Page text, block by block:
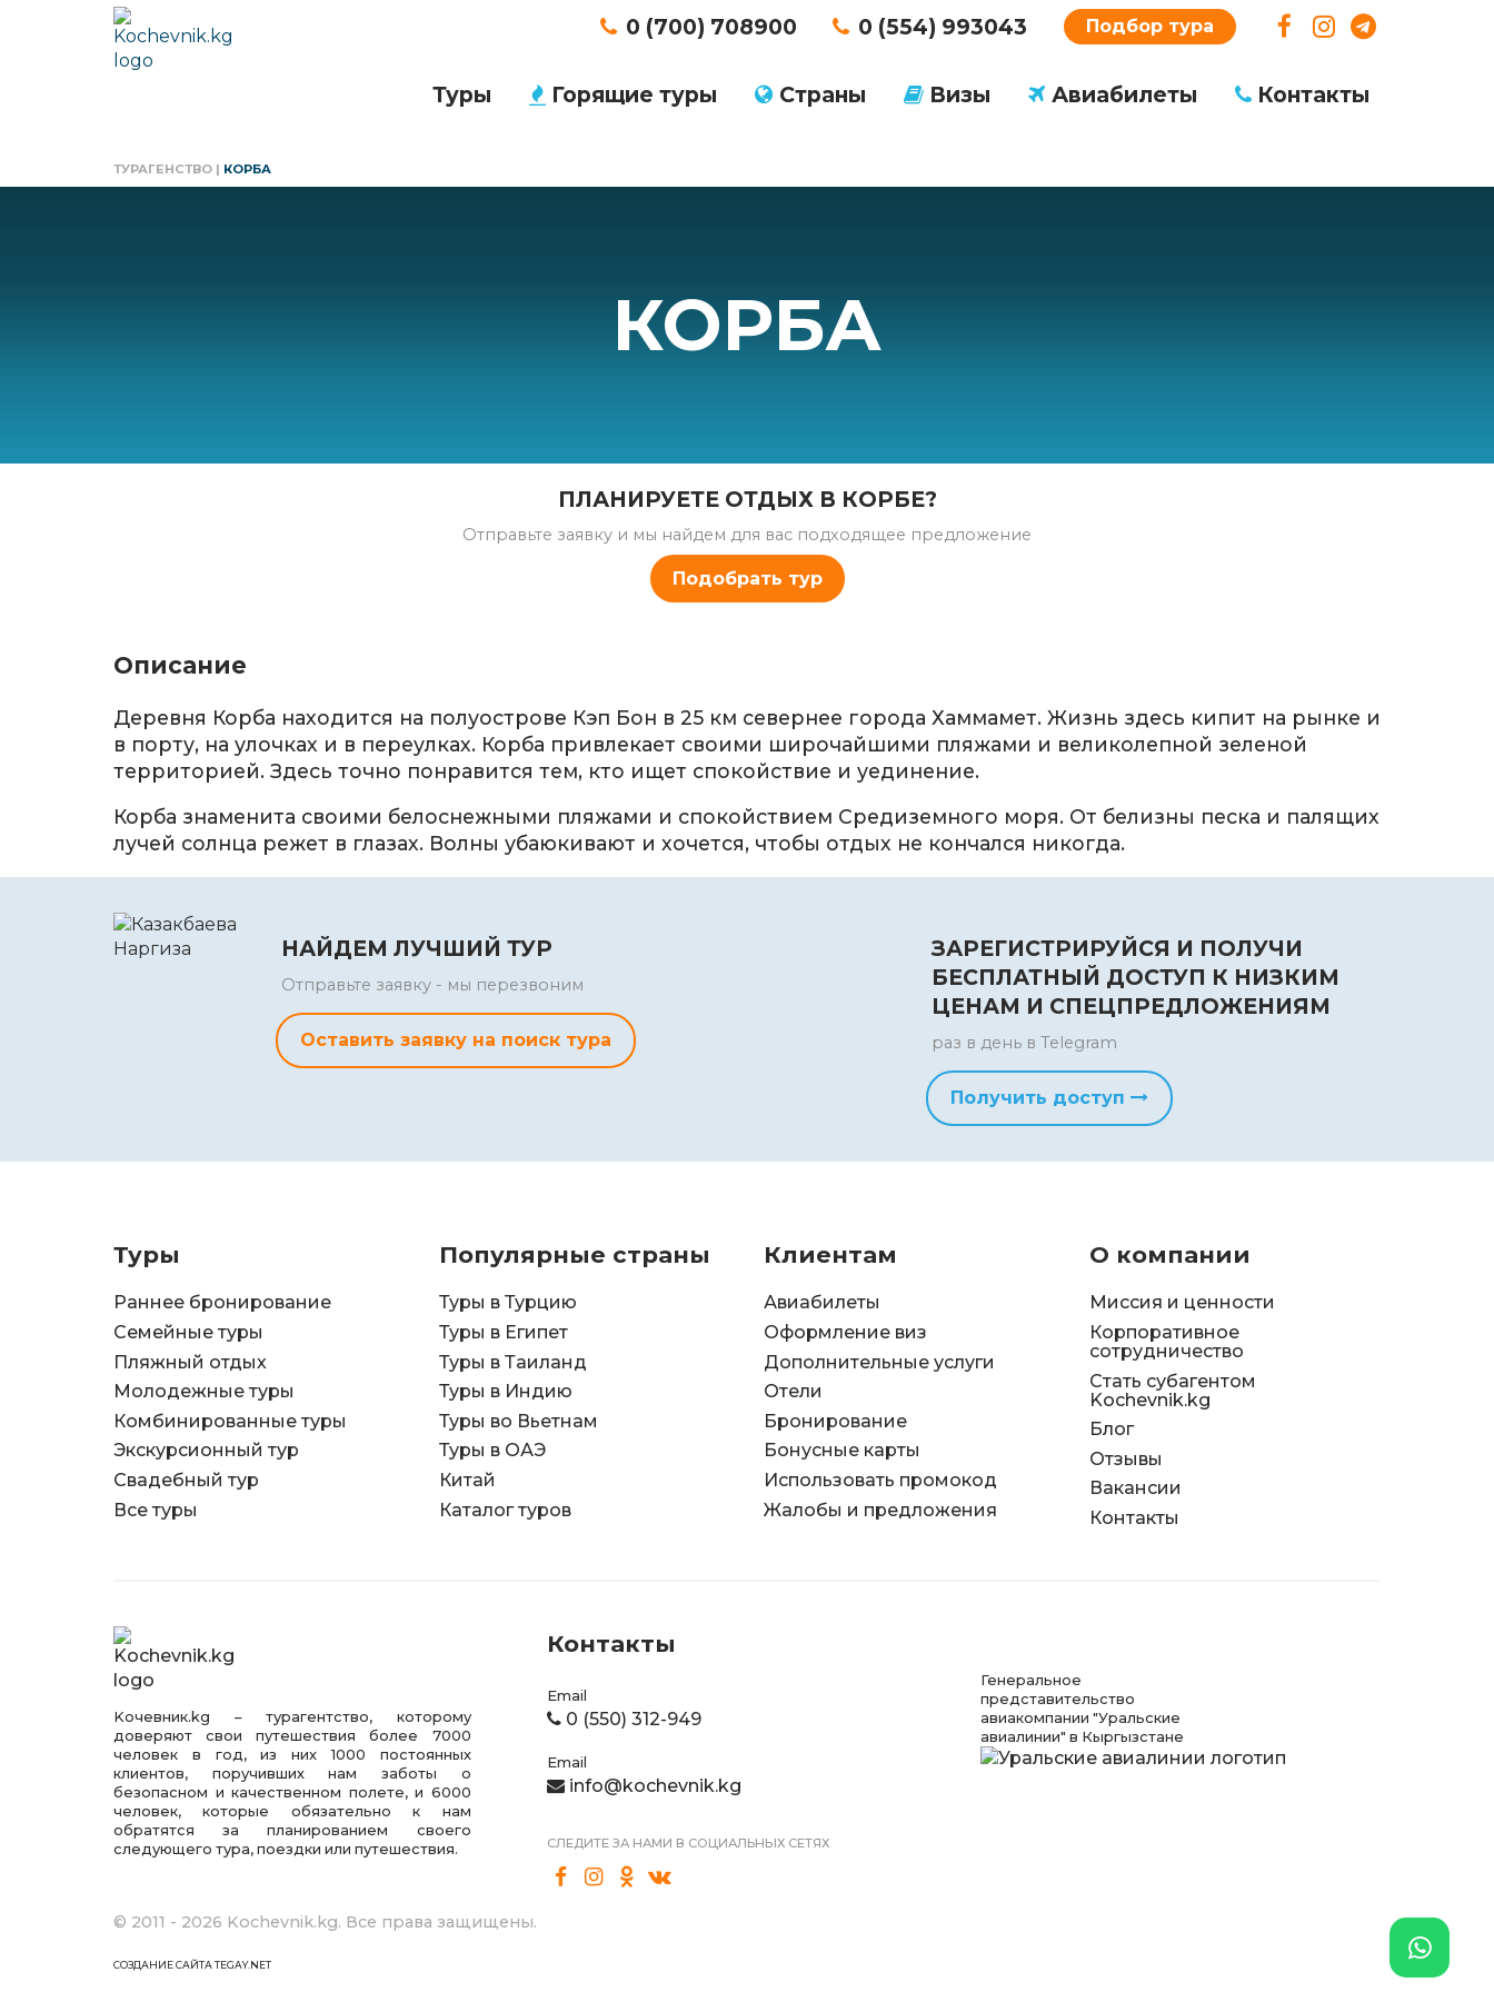
0 (700) 708900 0 (554) 993043 Подбор тура
Туры Горящие туры Страны Визы Авиабилеты Контакты
ТУРАГЕНСТВО | КОРБА
КОРБА
ПЛАНИРУЕТЕ ОТДЫХ В КОРБЕ?
Отправьте заявку и мы найдем для вас подходящее предложение
Подобрать тур
Описание
Деревня Корба находится на полуострове Кэп Бон в 25 км севернее города Хаммамет. Жизнь здесь кипит на рынке и
в порту, на улочках и в переулках. Корба привлекает своими широчайшими пляжами и великолепной зеленой
территорией. Здесь точно понравится тем, кто ищет спокойствие и уединение.
Корба знаменита своими белоснежными пляжами и спокойствием Средиземного моря. От белизны песка и палящих
лучей солнца режет в глазах. Волны убаюкивают и хочется, чтобы отдых не кончался никогда.
НАЙДЕМ ЛУЧШИЙ ТУР
Отправьте заявку - мы перезвоним
Оставить заявку на поиск тура
ЗАРЕГИСТРИРУЙСЯ И ПОЛУЧИ
БЕСПЛАТНЫЙ ДОСТУП К НИЗКИМ
ЦЕНАМ И СПЕЦПРЕДЛОЖЕНИЯМ
раз в день в Telegram
Получить доступ
Туры
Раннее бронирование
Семейные туры
Пляжный отдых
Молодежные туры
Комбинированные туры
Экскурсионный тур
Свадебный тур
Все туры
Популярные страны
Туры в Турцию
Туры в Египет
Туры в Таиланд
Туры в Индию
Туры во Вьетнам
Туры в ОАЭ
Китай
Каталог туров
Клиентам
Авиабилеты
Оформление виз
Дополнительные услуги
Отели
Бронирование
Бонусные карты
Использовать промокод
Жалобы и предложения
О компании
Миссия и ценности
Корпоративное
сотрудничество
Стать субагентом
Kochevnik.kg
Блог
Отзывы
Вакансии
Контакты
Kочевник.kg – турагентство, которому
доверяют свои путешествия более 7000
человек в год, из них 1000 постоянных
клиентов, поручивших нам заботы о
безопасном и качественном полете, и 6000
человек, которые обязательно к нам
обратятся за планированием своего
следующего тура, поездки или путешествия.
Контакты
Email
0 (550) 312-949
Email
info@kochevnik.kg
СЛЕДИТЕ ЗА НАМИ В СОЦИАЛЬНЫХ СЕТЯХ
Генеральное
представительство
авиакомпании "Уральские
авиалинии" в Кыргызстане
© 2011 - 2026 Kochevnik.kg. Все права защищены.
СОЗДАНИЕ САЙТА TEGAY.NET